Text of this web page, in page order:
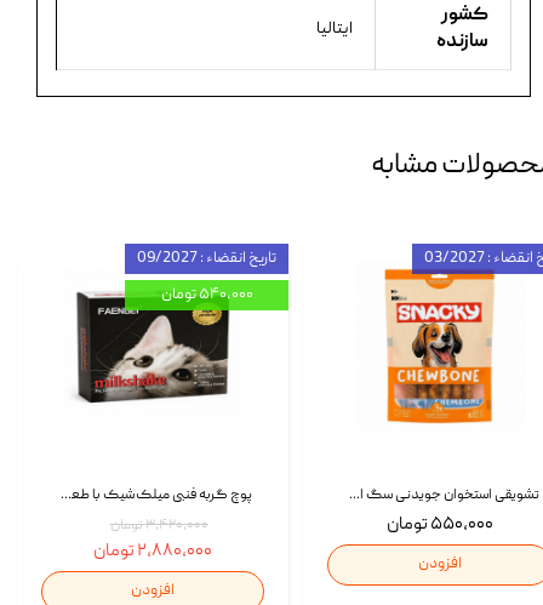
کشور
سازنده
ایتالیا
مشابه
پوچ گربه فنبی میلک‌شیک با طعم مرغ Faenbei Cat Milk Shake Pouch بسته 12 عددی
۳,۴۲۰,۰۰۰ تومان
۲,۸۸۰,۰۰۰ تومان
افزودن
تاریخ انقضاء : 09/2027
۵۴۰,۰۰۰ تومان
تشویقی استخوان جویدنی سگ اسنکی کرانچی با طعم مرغ Snacky Crunchy Munchy وزن 100 گرم
۵۵۰,۰۰۰ تومان
افزودن
: 03/2027